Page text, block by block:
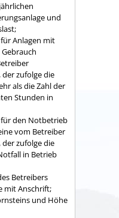
und
Anlagen mit
zufolge die
als die Zahl der
Stunden in
den Notbetrieb
vom Betreiber
zufolge die
in Betrieb
Betreibers
mit Anschrift;
und Höhe